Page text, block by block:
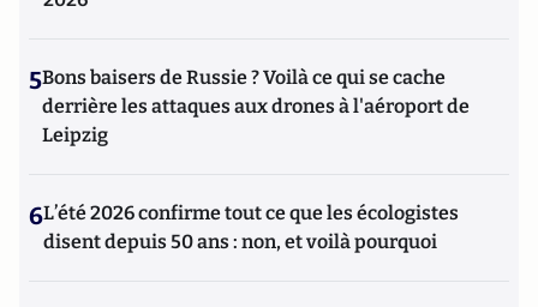
5Bons baisers de Russie ? Voilà ce qui se cache
derrière les attaques aux drones à l'aéroport de
Leipzig
6L’été 2026 confirme tout ce que les écologistes
disent depuis 50 ans : non, et voilà pourquoi